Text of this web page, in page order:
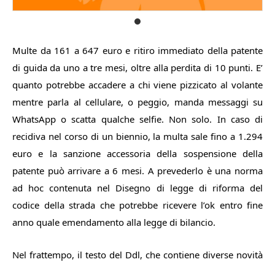
Multe da 161 a 647 euro e ritiro immediato della patente
di guida da uno a tre mesi, oltre alla perdita di 10 punti. E’
quanto potrebbe accadere a chi viene pizzicato al volante
mentre parla al cellulare, o peggio, manda messaggi su
WhatsApp o scatta qualche selfie. Non solo. In caso di
recidiva nel corso di un biennio, la multa sale fino a 1.294
euro e la sanzione accessoria della sospensione della
patente può arrivare a 6 mesi. A prevederlo è una norma
ad hoc contenuta nel Disegno di legge di riforma del
codice della strada che potrebbe ricevere l’ok entro fine
anno quale emendamento alla legge di bilancio.
Nel frattempo, il testo del Ddl, che contiene diverse novità